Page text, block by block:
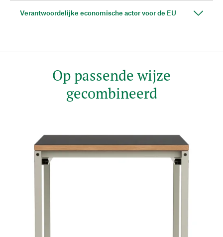
Verantwoordelijke economische actor voor de EU
Op passende wijze
gecombineerd